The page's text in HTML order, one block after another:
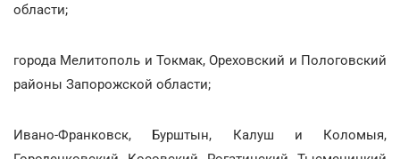
области;
города Мелитополь и Токмак, Ореховский и Пологовский
районы Запорожской области;
Ивано-Франковск, Бурштын, Калуш и Коломыя,